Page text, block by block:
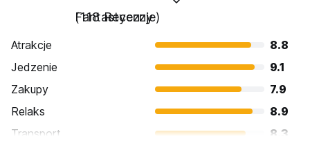
Fantastyczny
(118 Recenzje)
Atrakcje
8.8
Jedzenie
9.1
Zakupy
7.9
Relaks
8.9
Transport
8.3